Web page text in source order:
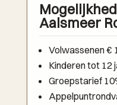
Aalsmeer
Volwassenen €
Kinderen tot 12
Groepstarief